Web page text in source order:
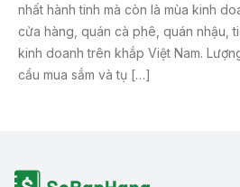
nhất hành tinh mà còn là mùa kinh
cửa hàng, quán cà phê, quán nhậu,
kinh doanh trên khắp Việt Nam.
cầu mua sắm và tụ […]